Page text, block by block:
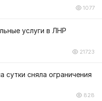
1077
услуги в ЛНР
21723
сутки сняла ограничения
828